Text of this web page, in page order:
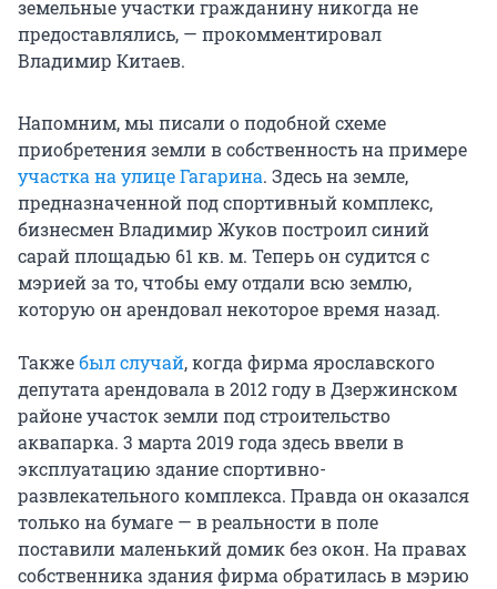
земельные участки гражданину никогда не
предоставлялись, — прокомментировал
Владимир Китаев.
Напомним, мы писали о подобной схеме
приобретения земли в собственность на примере
участка на улице Гагарина. Здесь на земле,
предназначенной под спортивный комплекс,
бизнесмен Владимир Жуков построил синий
сарай площадью 61 кв. м. Теперь он судится с
мэрией за то, чтобы ему отдали всю землю,
которую он арендовал некоторое время назад.
Такжебыл случай, когда фирма ярославского
депутата арендовала в 2012 году в Дзержинском
районе участок земли под строительство
аквапарка. 3 марта 2019 года здесь ввели в
эксплуатацию здание спортивно-
развлекательного комплекса. Правда он оказался
только на бумаге — в реальности в поле
поставили маленький домик без окон. На правах
собственника здания фирма обратилась в мэрию